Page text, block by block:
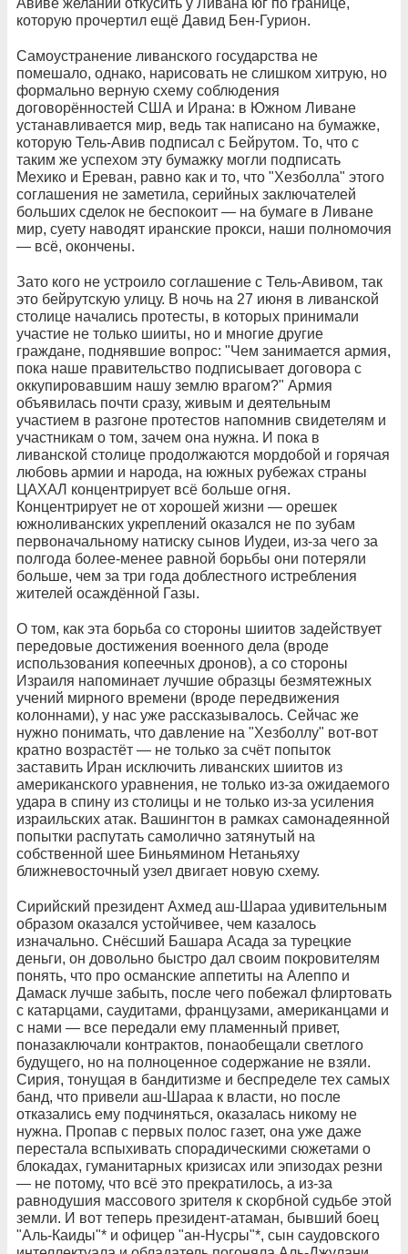
Авиве желании откусить у Ливана юг по границе,
которую прочертил ещё Давид Бен-Гурион.
Самоустранение ливанского государства не
помешало, однако, нарисовать не слишком хитрую, но
формально верную схему соблюдения
договорённостей США и Ирана: в Южном Ливане
устанавливается мир, ведь так написано на бумажке,
которую Тель-Авив подписал с Бейрутом. То, что с
таким же успехом эту бумажку могли подписать
Мехико и Ереван, равно как и то, что "Хезболла" этого
соглашения не заметила, серийных заключателей
больших сделок не беспокоит — на бумаге в Ливане
мир, суету наводят иранские прокси, наши полномочия
— всё, окончены.
Зато кого не устроило соглашение с Тель-Авивом, так
это бейрутскую улицу. В ночь на 27 июня в ливанской
столице начались протесты, в которых принимали
участие не только шииты, но и многие другие
граждане, поднявшие вопрос: "Чем занимается армия,
пока наше правительство подписывает договора с
оккупировавшим нашу землю врагом?" Армия
объявилась почти сразу, живым и деятельным
участием в разгоне протестов напомнив свидетелям и
участникам о том, зачем она нужна. И пока в
ливанской столице продолжаются мордобой и горячая
любовь армии и народа, на южных рубежах страны
ЦАХАЛ концентрирует всё больше огня.
Концентрирует не от хорошей жизни — орешек
южноливанских укреплений оказался не по зубам
первоначальному натиску сынов Иудеи, из-за чего за
полгода более-менее равной борьбы они потеряли
больше, чем за три года доблестного истребления
жителей осаждённой Газы.
О том, как эта борьба со стороны шиитов задействует
передовые достижения военного дела (вроде
использования копеечных дронов), а со стороны
Израиля напоминает лучшие образцы безмятежных
учений мирного времени (вроде передвижения
колоннами), у нас уже рассказывалось. Сейчас же
нужно понимать, что давление на "Хезболлу" вот-вот
кратно возрастёт — не только за счёт попыток
заставить Иран исключить ливанских шиитов из
американского уравнения, не только из-за ожидаемого
удара в спину из столицы и не только из-за усиления
израильских атак. Вашингтон в рамках самонадеянной
попытки распутать самолично затянутый на
собственной шее Биньямином Нетаньяху
ближневосточный узел двигает новую схему.
Сирийский президент Ахмед аш-Шараа удивительным
образом оказался устойчивее, чем казалось
изначально. Снёсший Башара Асада за турецкие
деньги, он довольно быстро дал своим покровителям
понять, что про османские аппетиты на Алеппо и
Дамаск лучше забыть, после чего побежал флиртовать
с катарцами, саудитами, французами, американцами и
с нами — все передали ему пламенный привет,
поназаключали контрактов, понаобещали светлого
будущего, но на полноценное содержание не взяли.
Сирия, тонущая в бандитизме и беспределе тех самых
банд, что привели аш-Шараа к власти, но после
отказались ему подчиняться, оказалась никому не
нужна. Пропав с первых полос газет, она уже даже
перестала вспыхивать спорадическими сюжетами о
блокадах, гуманитарных кризисах или эпизодах резни
— не потому, что всё это прекратилось, а из-за
равнодушия массового зрителя к скорбной судьбе этой
земли. И вот теперь президент-атаман, бывший боец
"Аль-Каиды"* и офицер "ан-Нусры"*, сын саудовского